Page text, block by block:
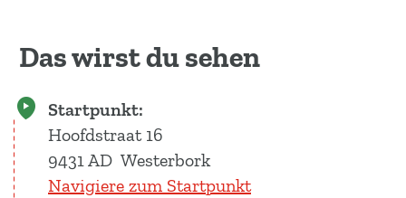
Das wirst du sehen
Startpunkt:
Hoofdstraat 16
9431 AD Westerbork
Navigiere zum Startpunkt